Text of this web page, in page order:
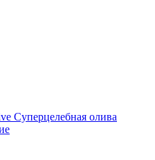
Суперцелебная олива